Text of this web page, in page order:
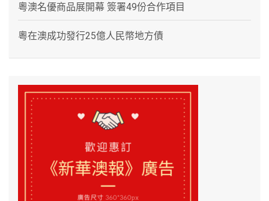
粵澳名優商品展開幕 簽署49份合作項目
粵在澳成功發行25億人民幣地方債